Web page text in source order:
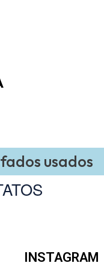
usados
INSTAGRAM